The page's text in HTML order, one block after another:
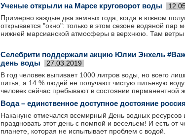
Ученые открыли на Марсе круговорот воды
Примерно каждые два земных года, когда в южном
открывается "окно": только в этом сезоне водяной пар
нижней марсианской атмосферы в верхнюю. Там ветры
Селебрити поддержали акцию Юлии Энхель
день воды
27.03.2019
В год человек выпивает 1000 литров воды, но всего
питья, а 14 % людей не получают чистую питьевую
человек сейчас пребывают в состоянии перманентной
Вода – единственное доступное достояние
Накануне отмечался всемирный День водных ресурсов
праздновать этот день с помпой и весельем! И есть от
планете, которая не испытывает проблем с водой.